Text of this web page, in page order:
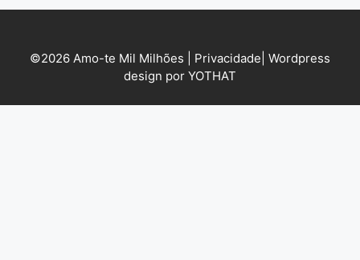
©2026 Amo-te Mil Milhões | Privacidade Wordpress
design por YOTHAT